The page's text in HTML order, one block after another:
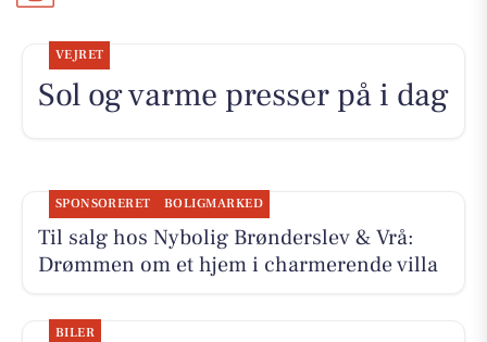
VEJRET
Sol og varme presser på i dag
SPONSORERET BOLIGMARKED
Til salg hos Nybolig Brønderslev & Vrå:
Drømmen om et hjem i charmerende villa
BILER